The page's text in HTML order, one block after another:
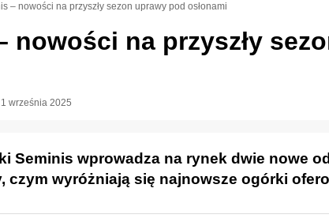
– nowości na przyszły sezon uprawy pod osłonami
nowości na przyszły
1 września 2025
Seminis wprowadza na rynek dwie nowe
czym wyróżniają się najnowsze ogórki